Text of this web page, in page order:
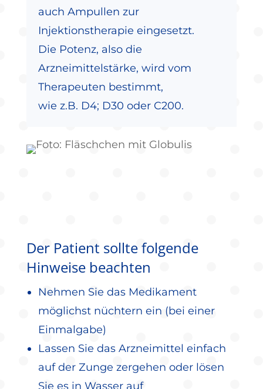
auch Ampullen zur
Injektionstherapie eingesetzt.
Die Potenz, also die
Arzneimittelstärke, wird vom
Therapeuten bestimmt,
wie z.B. D4; D30 oder C200.
Der Patient sollte folgende
Hinweise beachten
Nehmen Sie das Medikament
möglichst nüchtern ein (bei einer
Einmalgabe)
Lassen Sie das Arzneimittel einfach
auf der Zunge zergehen oder lösen
Sie es in Wasser auf